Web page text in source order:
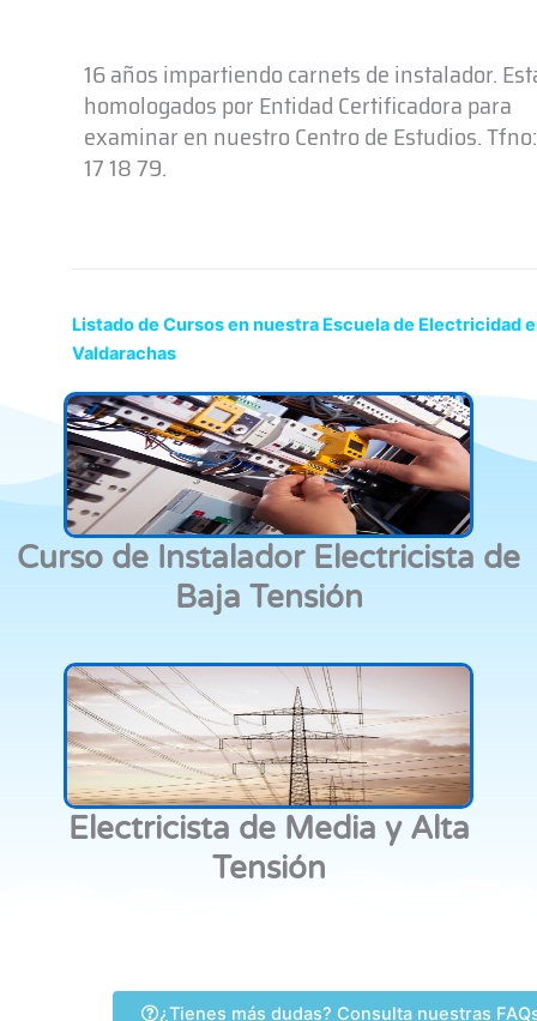
16 años impartiendo carnets de instalador.
homologados por Entidad Certificadora para
examinar en nuestro Centro de Estudios.
17 18 79.
Listado de Cursos en nuestra Escuela de Electricidad
Valdarachas
Curso de Instalador Electricista de
Baja Tensión
Electricista de Media y Alta
Tensión
¿Tienes más dudas? Consulta nuestras